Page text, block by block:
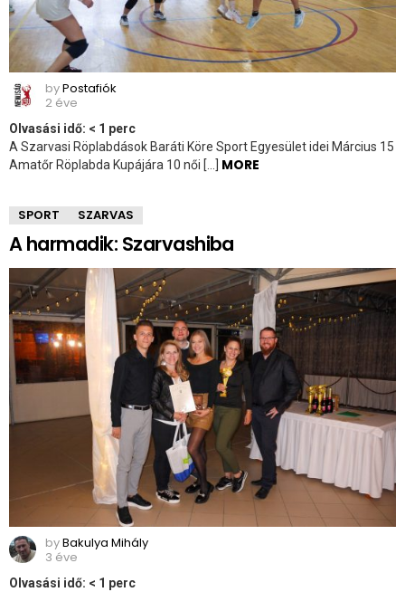
byPostafiók
2 éve
Olvasási idő: < 1 perc
A Szarvasi Röplabdások Baráti Köre Sport Egyesület idei Március 15
Amatőr Röplabda Kupájára 10 női […] MORE
SPORT SZARVAS
A harmadik: Szarvashiba
byBakulya Mihály
3 éve
Olvasási idő: < 1 perc